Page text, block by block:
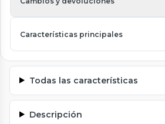
Características principales
Todas las características
Descripción